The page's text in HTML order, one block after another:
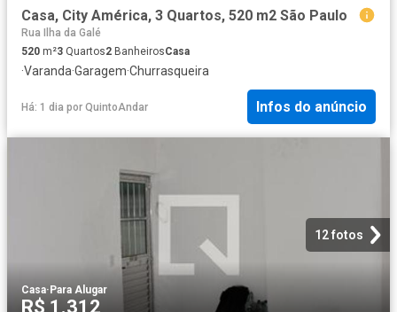
Casa, City América, 3 Quartos, 520 m2 São Paulo
Rua Ilha da Galé
520 m²3 Quartos2 BanheirosCasa
·Varanda·Garagem·Churrasqueira
Há: 1 dia por QuintoAndar Infos do anúncio
12 fotos
Casa·Para Alugar
R$ 1.312